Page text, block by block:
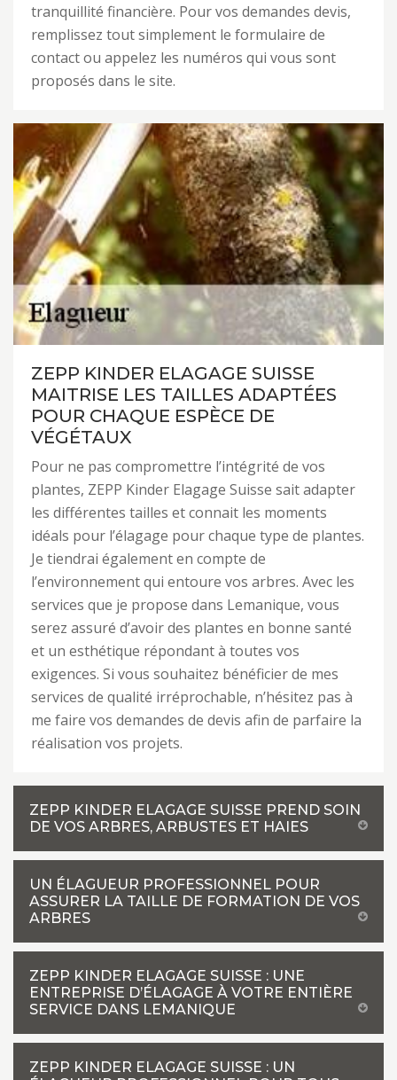
tranquillité financière. Pour vos demandes devis,
remplissez tout simplement le formulaire de
contact ou appelez les numéros qui vous sont
proposés dans le site.
ZEPP KINDER ELAGAGE SUISSE
MAITRISE LES TAILLES ADAPTÉES
POUR CHAQUE ESPÈCE DE
VÉGÉTAUX
Pour ne pas compromettre l’intégrité de vos
plantes, ZEPP Kinder Elagage Suisse sait adapter
les différentes tailles et connait les moments
idéals pour l’élagage pour chaque type de plantes.
Je tiendrai également en compte de
l’environnement qui entoure vos arbres. Avec les
services que je propose dans Lemanique, vous
serez assuré d’avoir des plantes en bonne santé
et un esthétique répondant à toutes vos
exigences. Si vous souhaitez bénéficier de mes
services de qualité irréprochable, n’hésitez pas à
me faire vos demandes de devis afin de parfaire la
réalisation vos projets.
ZEPP KINDER ELAGAGE SUISSE PREND SOIN
DE VOS ARBRES, ARBUSTES ET HAIES
UN ÉLAGUEUR PROFESSIONNEL POUR
ASSURER LA TAILLE DE FORMATION DE VOS
ARBRES
ZEPP KINDER ELAGAGE SUISSE : UNE
ENTREPRISE D’ÉLAGAGE À VOTRE ENTIÈRE
SERVICE DANS LEMANIQUE
ZEPP KINDER ELAGAGE SUISSE : UN